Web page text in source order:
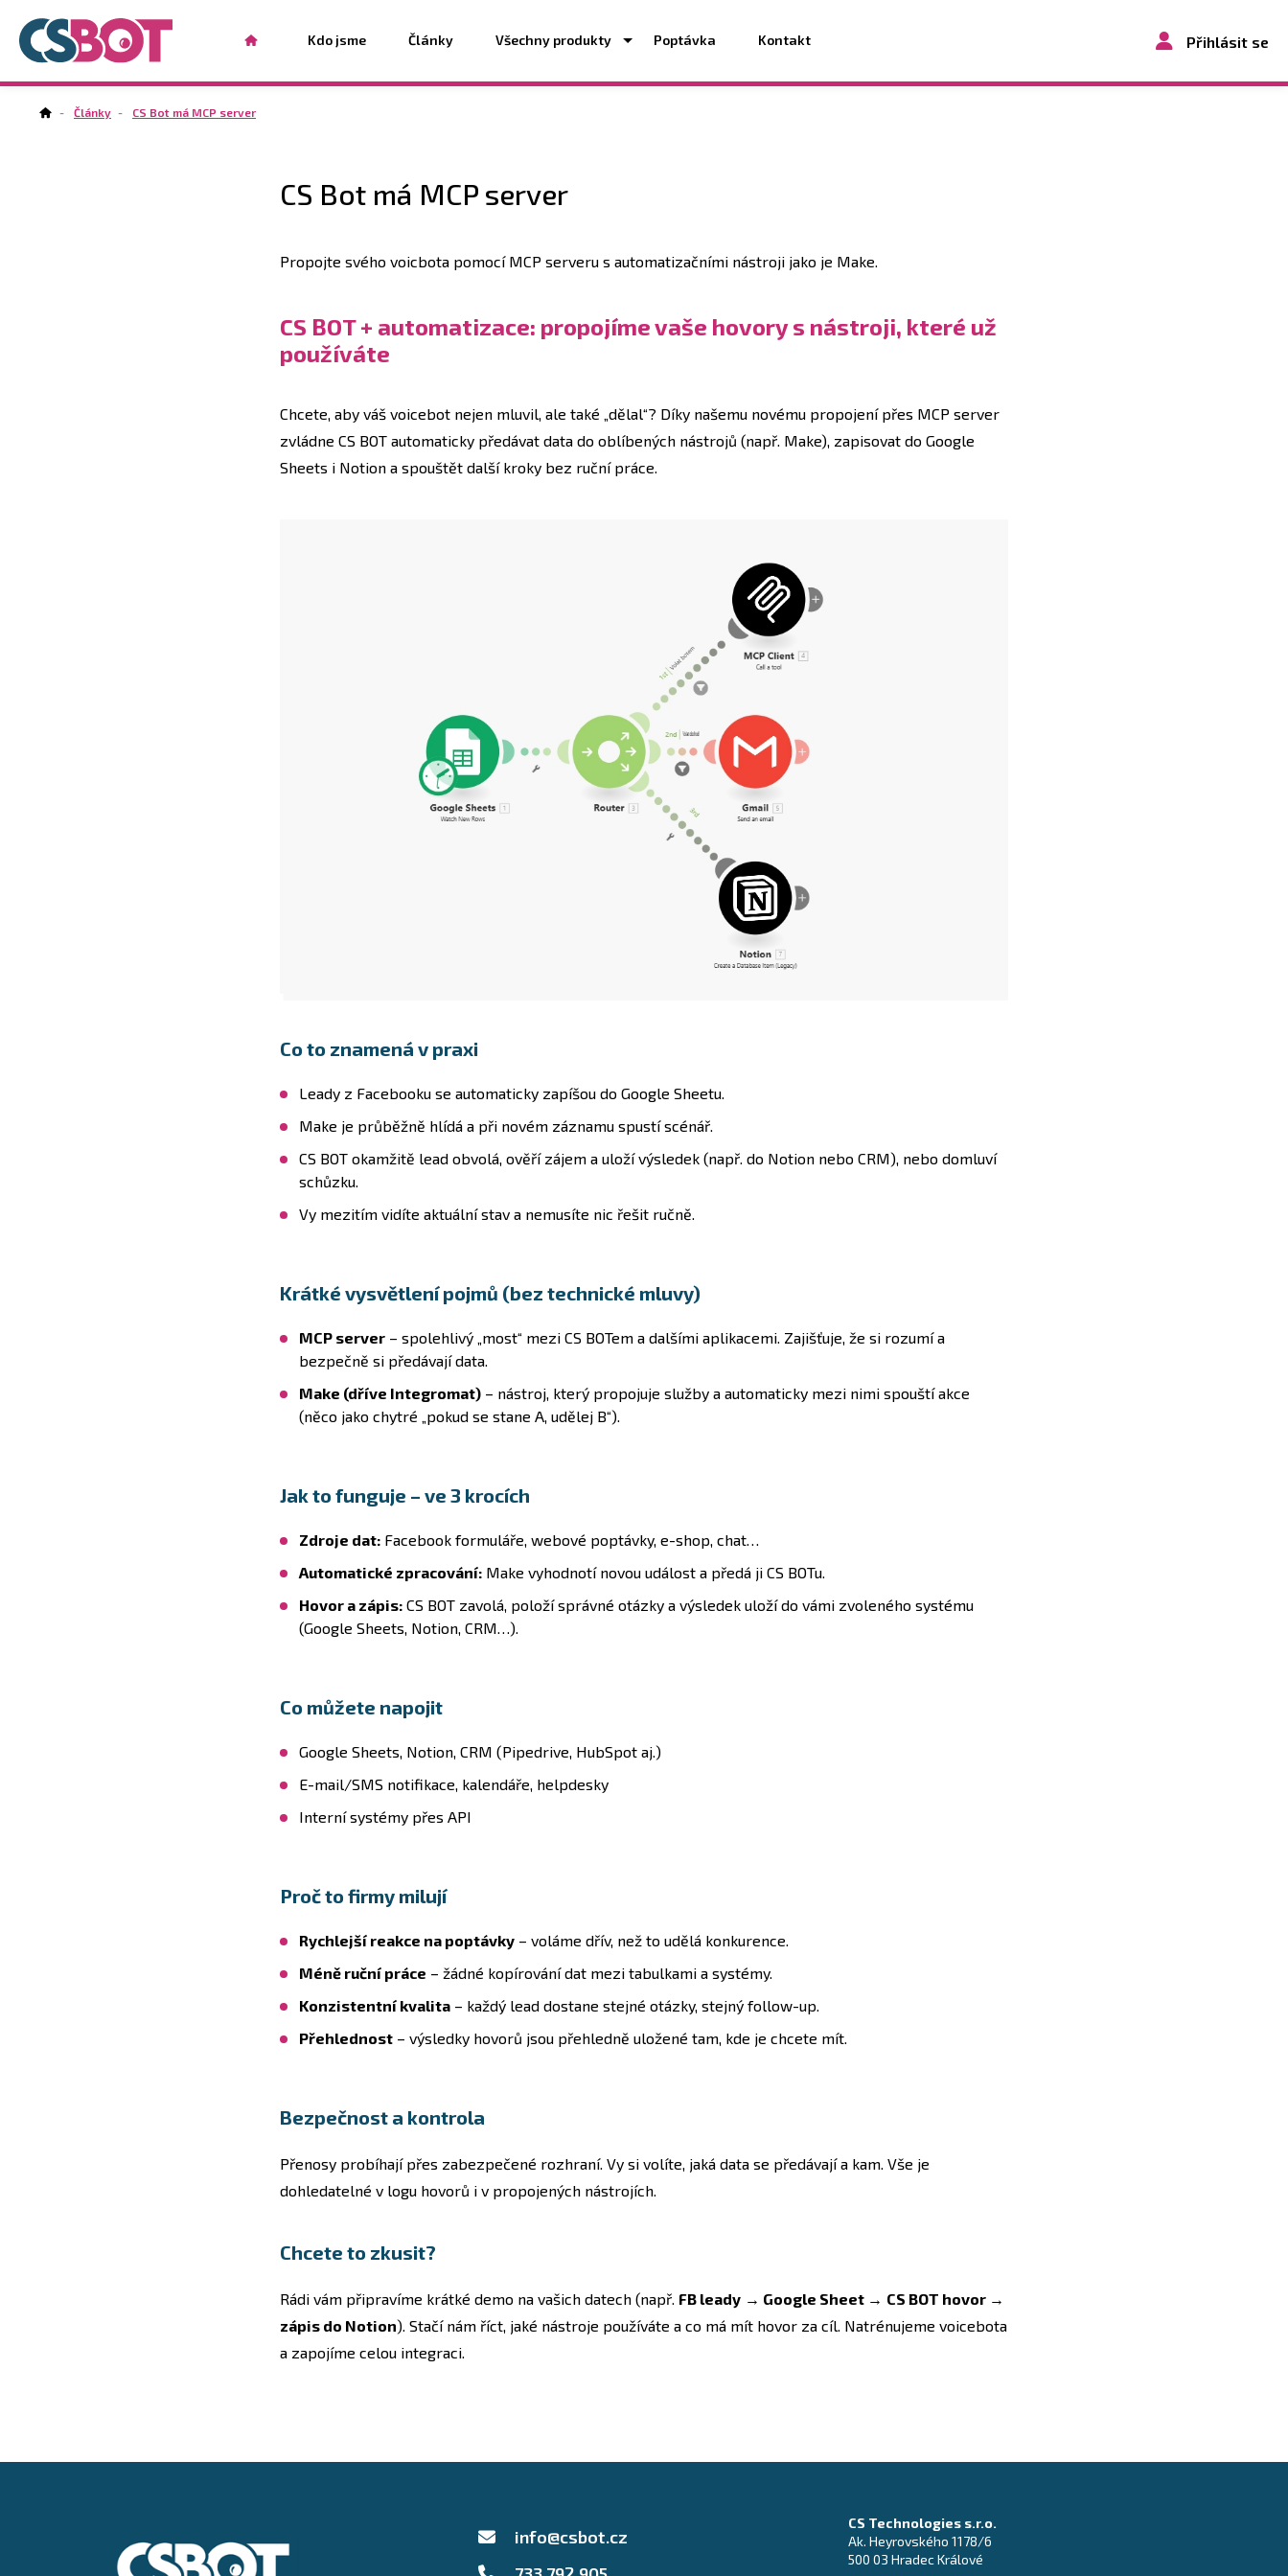
Kdo jsme Články Všechny produkty Poptávka Kontakt Přihlásit se
Články CS Bot má MCP server
CS Bot má MCP server
Propojte svého voicbota pomocí MCP serveru s automatizačními nástroji jako je Make.
CS BOT + automatizace: propojíme vaše hovory s nástroji, které už
používáte
Chcete, aby váš voicebot nejen mluvil, ale také „dělal“? Díky našemu novému propojení přes MCP server
zvládne CS BOT automaticky předávat data do oblíbených nástrojů (např. Make), zapisovat do Google
Sheets i Notion a spouštět další kroky bez ruční práce.
Co to znamená v praxi
Leady z Facebooku se automaticky zapíšou do Google Sheetu.
Make je průběžně hlídá a při novém záznamu spustí scénář.
CS BOT okamžitě lead obvolá, ověří zájem a uloží výsledek (např. do Notion nebo CRM), nebo domluví
schůzku.
Vy mezitím vidíte aktuální stav a nemusíte nic řešit ručně.
Krátké vysvětlení pojmů (bez technické mluvy)
MCP server – spolehlivý „most“ mezi CS BOTem a dalšími aplikacemi. Zajišťuje, že si rozumí a
bezpečně si předávají data.
Make (dříve Integromat) – nástroj, který propojuje služby a automaticky mezi nimi spouští akce
(něco jako chytré „pokud se stane A, udělej B“).
Jak to funguje – ve 3 krocích
Zdroje dat: Facebook formuláře, webové poptávky, e-shop, chat…
Automatické zpracování: Make vyhodnotí novou událost a předá ji CS BOTu.
Hovor a zápis: CS BOT zavolá, položí správné otázky a výsledek uloží do vámi zvoleného systému
(Google Sheets, Notion, CRM…).
Co můžete napojit
Google Sheets, Notion, CRM (Pipedrive, HubSpot aj.)
E-mail/SMS notifikace, kalendáře, helpdesky
Interní systémy přes API
Proč to firmy milují
Rychlejší reakce na poptávky – voláme dřív, než to udělá konkurence.
Méně ruční práce – žádné kopírování dat mezi tabulkami a systémy.
Konzistentní kvalita – každý lead dostane stejné otázky, stejný follow-up.
Přehlednost – výsledky hovorů jsou přehledně uložené tam, kde je chcete mít.
Bezpečnost a kontrola
Přenosy probíhají přes zabezpečené rozhraní. Vy si volíte, jaká data se předávají a kam. Vše je
dohledatelné v logu hovorů i v propojených nástrojích.
Chcete to zkusit?
Rádi vám připravíme krátké demo na vašich datech (např. FB leady → Google Sheet → CS BOT hovor →
zápis do Notion). Stačí nám říct, jaké nástroje používáte a co má mít hovor za cíl. Natrénujeme voicebota
a zapojíme celou integraci.
info@csbot.cz
CS Technologies s.r.o.
Ak. Heyrovského 1178/6
500 03 Hradec Králové